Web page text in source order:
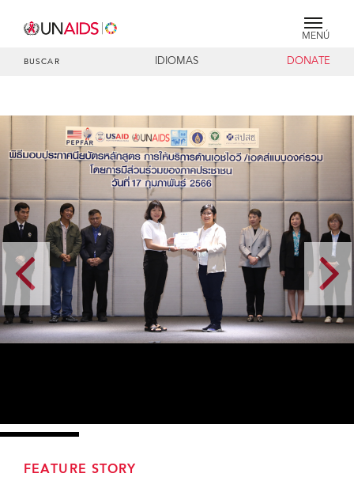
MENÚ
BUSCAR IDIOMAS DONATE
FEATURE STORY